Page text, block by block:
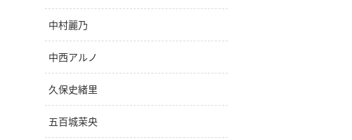
中村麗乃
中西アルノ
久保史緒里
五百城茉央